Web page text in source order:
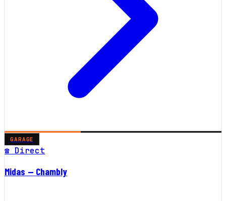
GARAGE
☎ Direct
Midas — Chambly